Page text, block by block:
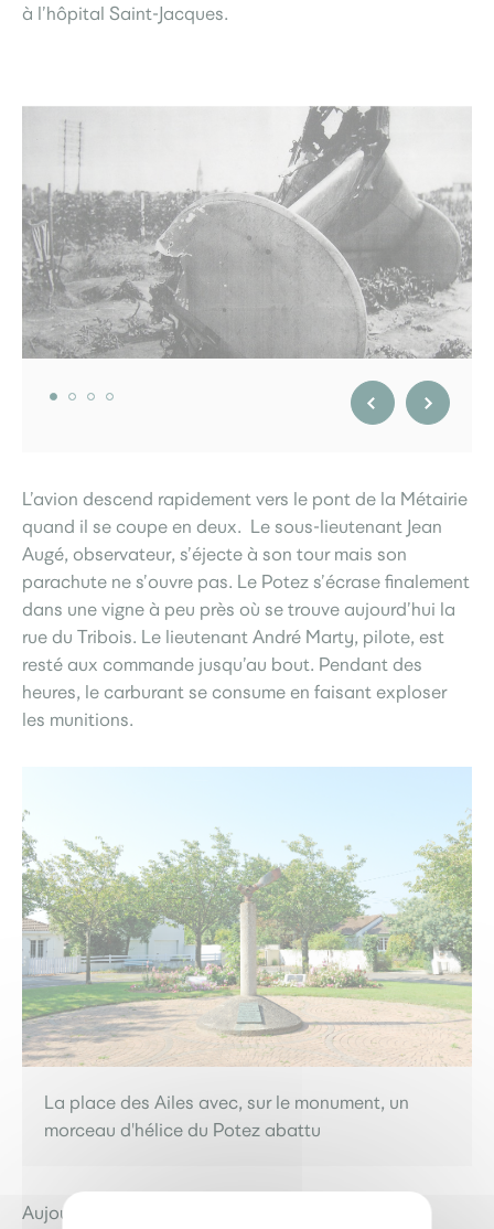
à l’hôpital Saint-Jacques.
L’avion descend rapidement vers le pont de la Métairie
quand il se coupe en deux. Le sous-lieutenant Jean
Augé, observateur, s’éjecte à son tour mais son
parachute ne s’ouvre pas. Le Potez s’écrase finalement
dans une vigne à peu près où se trouve aujourd’hui la
rue du Tribois. Le lieutenant André Marty, pilote, est
resté aux commande jusqu’au bout. Pendant des
heures, le carburant se consume en faisant exploser
les munitions.
La place des Ailes avec, sur le monument, un
morceau d'hélice du Potez abattu
Aujourd’hui, un morceau d’hélice repose sur une